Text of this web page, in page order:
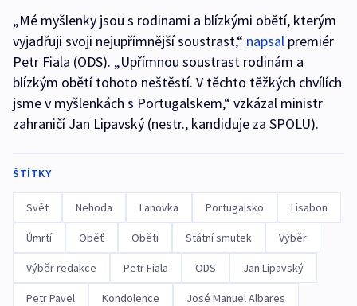
„Mé myšlenky jsou s rodinami a blízkými obětí, kterým
vyjadřuji svoji nejupřímnější soustrast,“ napsal premiér
Petr Fiala (ODS). „Upřímnou soustrast rodinám a
blízkým obětí tohoto neštěstí. V těchto těžkých chvílích
jsme v myšlenkách s Portugalskem,“ vzkázal ministr
zahraničí Jan Lipavský (nestr., kandiduje za SPOLU).
ŠTÍTKY
Svět Nehoda Lanovka Portugalsko Lisabon
Úmrtí Oběť Oběti Státní smutek Výběr
Výběr redakce Petr Fiala ODS Jan Lipavský
Petr Pavel Kondolence José Manuel Albares